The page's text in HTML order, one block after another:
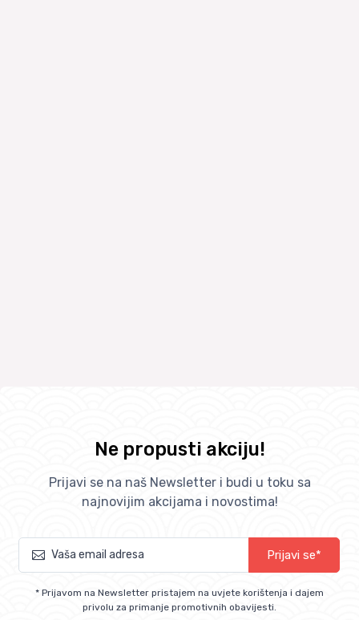
Ne propusti akciju!
Prijavi se na naš Newsletter i budi u toku sa
najnovijim akcijama i novostima!
Prijavi se*
* Prijavom na Newsletter pristajem na uvjete korištenja i dajem
privolu za primanje promotivnih obavijesti.